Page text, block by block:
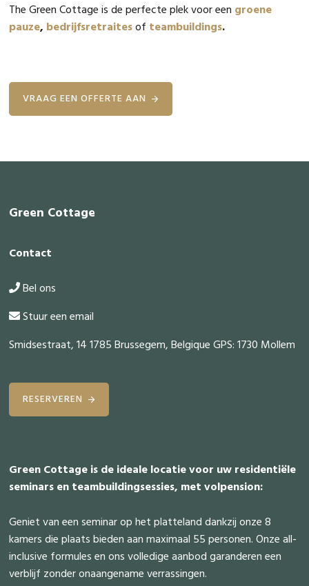
The Green Cottage is de perfecte plek voor een groene
pauze, bedrijfsretraitesof teambuildings.
VRAAG EEN OFFERTE AAN
Footer
Green Cottage
Contact
Bel ons
Stuur een email
Smidsestraat, 14 1785 Brussegem, Belgique GPS: 1730 Mollem
RESERVEREN
Green Cottage is de ideale locatie voor uw residentiële
seminars en teambuildingsessies, met volpension:
Geniet van een seminar op het platteland dankzij onze 8
kamers die plaats bieden aan maximaal 55 personen. Onze all-
inclusive formules en ons volledige aanbod garanderen een
verblijf zonder onaangename verrassingen.